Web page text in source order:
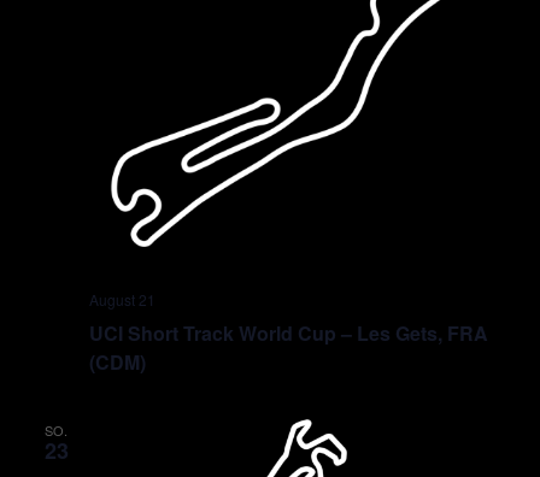
UCI Short Track World Cup – Les Gets, FRA
(CDM)
August 21
SO.
23